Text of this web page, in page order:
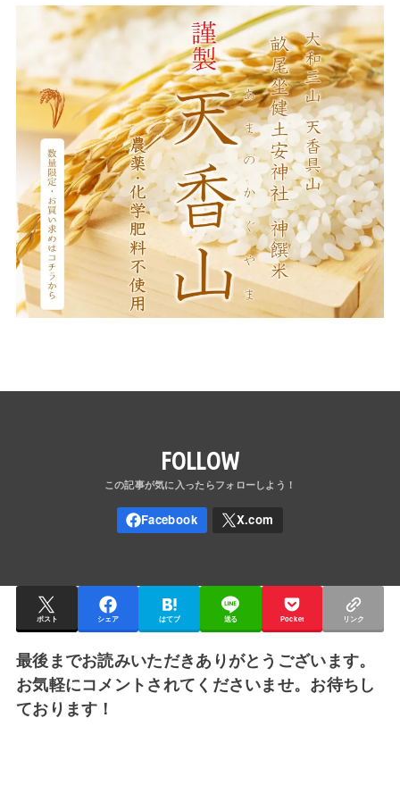
FOLLOW
ポスト シェア はてブ 送る Pocket リンク
最後までお読みいただきありがとうございます。
お気軽にコメントされてくださいませ。お待ちし
ております！